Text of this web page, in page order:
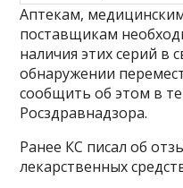
Аптекам,
поставщикам
наличия этих серий в
обнаружении
сообщить об этом в
Росздравнадзора.
Ранее КС писал об
лекарственных